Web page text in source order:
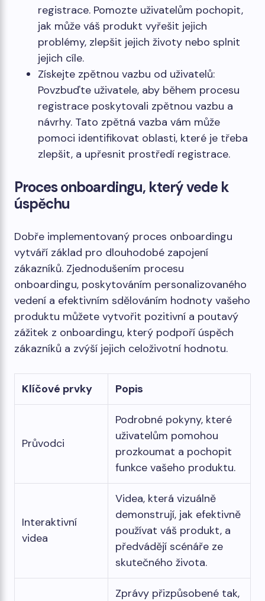
registrace. Pomozte uživatelům pochopit,
jak může váš produkt vyřešit jejich
problémy, zlepšit jejich životy nebo splnit
jejich cíle.
Získejte zpětnou vazbu od uživatelů:
Povzbuďte uživatele, aby během procesu
registrace poskytovali zpětnou vazbu a
návrhy. Tato zpětná vazba vám může
pomoci identifikovat oblasti, které je třeba
zlepšit, a upřesnit prostředí registrace.
Proces onboardingu, který vede k
úspěchu
Dobře implementovaný proces onboardingu
vytváří základ pro dlouhodobé zapojení
zákazníků. Zjednodušením procesu
onboardingu, poskytováním personalizovaného
vedení a efektivním sdělováním hodnoty vašeho
produktu můžete vytvořit pozitivní a poutavý
zážitek z onboardingu, který podpoří úspěch
zákazníků a zvýší jejich celoživotní hodnotu.
Klíčové prvky Popis
Průvodci
Podrobné pokyny, které
uživatelům pomohou
prozkoumat a pochopit
funkce vašeho produktu.
Interaktivní
videa
Videa, která vizuálně
demonstrují, jak efektivně
používat váš produkt, a
předvádějí scénáře ze
skutečného života.
Zprávy přizpůsobené tak,